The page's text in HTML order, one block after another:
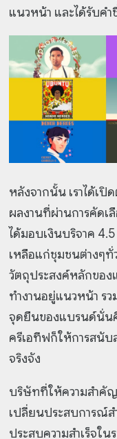
แนวหน้า และได้รับค
หลังจากนั้น เราได้เ
ผลงานที่ผ่านการคัดเ
ได้มอบเงินบริจาค
เหลือแก่ชุมชนต่างๆทั่
วัตถุประสงค์หลักขอ
ทำงานอยู่แนวหน้า ร
จุดยืนของแบรนด์นั่น
ครีเอทีฟก็ให้การสนั
จริงจัง
บริษัทที่ให้ความสำคั
เปลี่ยนประสบการณ์ส
ประสบความสำเร็จใ